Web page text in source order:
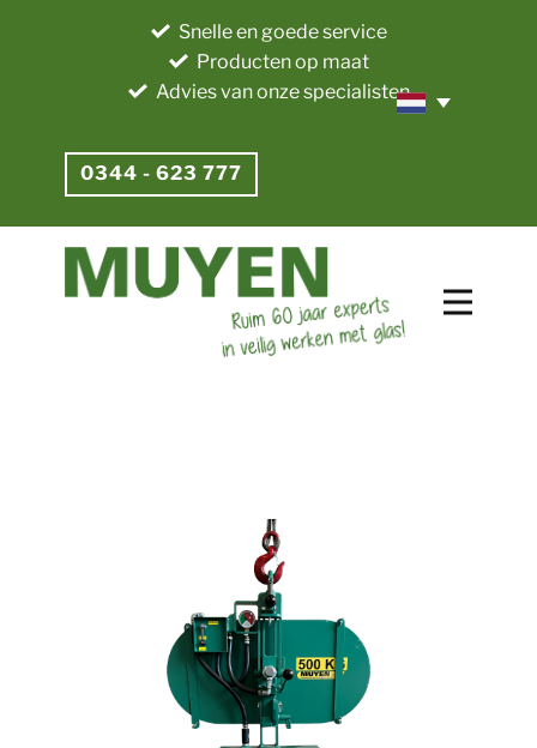
0344 - 623 777
Snelle en goede service
Producten op maat
Advies van onze specialisten